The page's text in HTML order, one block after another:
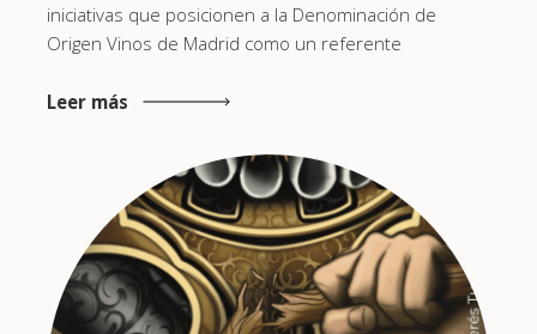
iniciativas que posicionen a la Denominación de
Origen Vinos de Madrid como un referente
Leer más